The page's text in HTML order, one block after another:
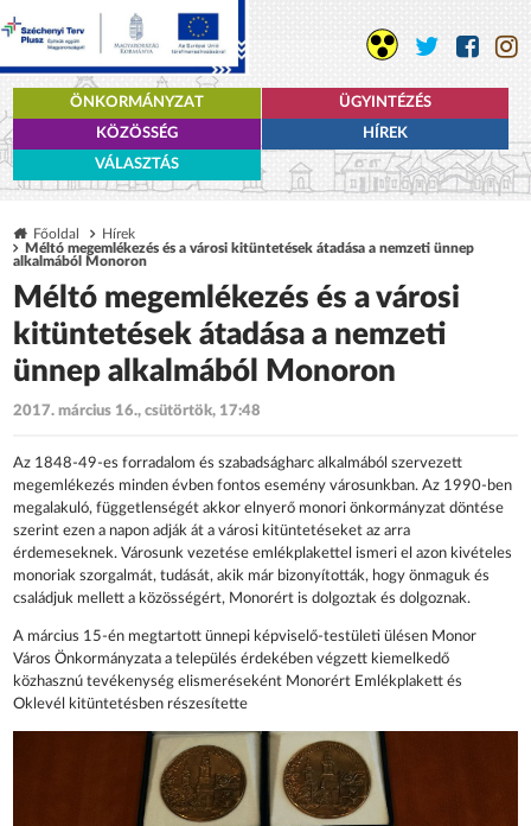
ÖNKORMÁNYZAT
ÜGYINTÉZÉS
KÖZÖSSÉG
HÍREK
VÁLASZTÁS
Főoldal
Hírek
Méltó megemlékezés és a városi kitüntetések átadása a nemzeti ünnep
alkalmából Monoron
Méltó megemlékezés és a városi
kitüntetések átadása a nemzeti
ünnep alkalmából Monoron
2017. március 16., csütörtök, 17:48
Az 1848-49-es forradalom és szabadságharc alkalmából szervezett
megemlékezés minden évben fontos esemény városunkban. Az 1990-ben
megalakuló, függetlenségét akkor elnyerő monori önkormányzat döntése
szerint ezen a napon adják át a városi kitüntetéseket az arra
érdemeseknek. Városunk vezetése emlékplakettel ismeri el azon kivételes
monoriak szorgalmát, tudását, akik már bizonyították, hogy önmaguk és
családjuk mellett a közösségért, Monorért is dolgoztak és dolgoznak.
A március 15-én megtartott ünnepi képviselő-testületi ülésen Monor
Város Önkormányzata a település érdekében végzett kiemelkedő
közhasznú tevékenység elismeréseként Monorért Emlékplakett és
Oklevél kitüntetésben részesítette